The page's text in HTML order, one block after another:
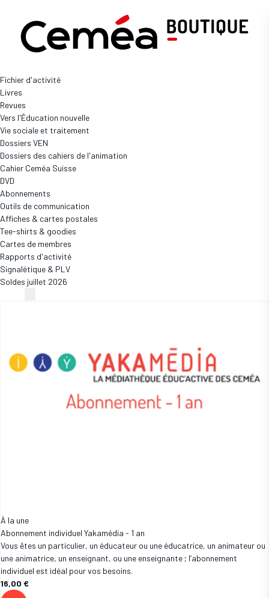
Fichier d'activité
Livres
Revues
Vers l'Éducation nouvelle
Vie sociale et traitement
Dossiers VEN
Dossiers des cahiers de l'animation
Cahier Ceméa Suisse
DVD
Abonnements
Outils de communication
Affiches & cartes postales
Tee-shirts & goodies
Cartes de membres
Rapports d'activité
Signalétique & PLV
Soldes juillet 2026
Yakamédia
Individuel
YAKAMÉDIA INDIVIDUEL
Accès complet aux ressources numériques
3 produits
À la une
Abonnement individuel Yakamédia - 1 an
Vous êtes un particulier, un éducateur ou une éducatrice, un animateur ou
une animatrice, un enseignant, ou une enseignante ; l’abonnement
individuel est idéal pour vos besoins.
16,00 €